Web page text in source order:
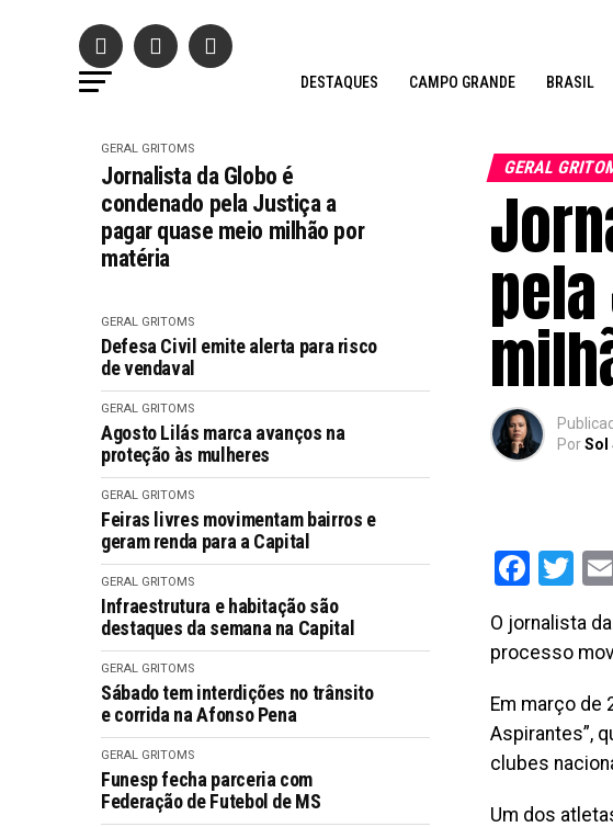
DESTAQUES CAMPO GRANDE BRASIL
GERAL GRITOMS
Jornalista da Globo é
condenado pela Justiça a
pagar quase meio milhão por
matéria
GERAL GRITOMS
Defesa Civil emite alerta para risco
de vendaval
GERAL GRITOMS
Agosto Lilás marca avanços na
proteção às mulheres
GERAL GRITOMS
Feiras livres movimentam bairros e
geram renda para a Capital
GERAL GRITOMS
Infraestrutura e habitação são
destaques da semana na Capital
GERAL GRITOMS
Sábado tem interdições no trânsito
e corrida na Afonso Pena
GERAL GRITOMS
Funesp fecha parceria com
Federação de Futebol de MS
GERAL
PorSol
O jornalista
processo
Em março de
Aspirantes”,
clubes
Um dos